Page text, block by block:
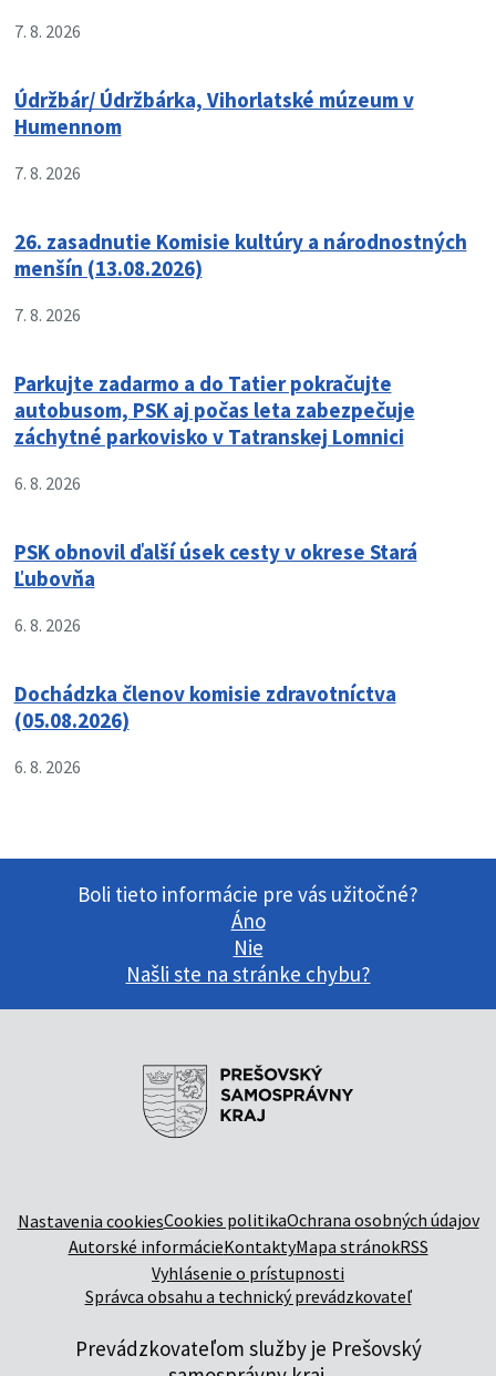
7. 8. 2026
Údržbár/ Údržbárka, Vihorlatské múzeum v
Humennom
7. 8. 2026
26. zasadnutie Komisie kultúry a národnostných
menšín (13.08.2026)
7. 8. 2026
Parkujte zadarmo a do Tatier pokračujte
autobusom, PSK aj počas leta zabezpečuje
záchytné parkovisko v Tatranskej Lomnici
6. 8. 2026
PSK obnovil ďalší úsek cesty v okrese Stará
Ľubovňa
6. 8. 2026
Dochádzka členov komisie zdravotníctva
(05.08.2026)
6. 8. 2026
Boli tieto informácie pre vás užitočné?
Áno
Nie
Našli ste na stránke chybu?
Nastavenia cookiesCookies politikaOchrana osobných údajov
Autorské informácieKontaktyMapa stránokRSS
Vyhlásenie o prístupnosti
Správca obsahu a technický prevádzkovateľ
Prevádzkovateľom služby je Prešovský